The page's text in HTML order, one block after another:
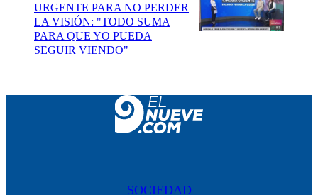
URGENTE PARA NO PERDER
LA VISIÓN: "TODO SUMA
PARA QUE YO PUEDA
SEGUIR VIENDO"
SOCIEDAD